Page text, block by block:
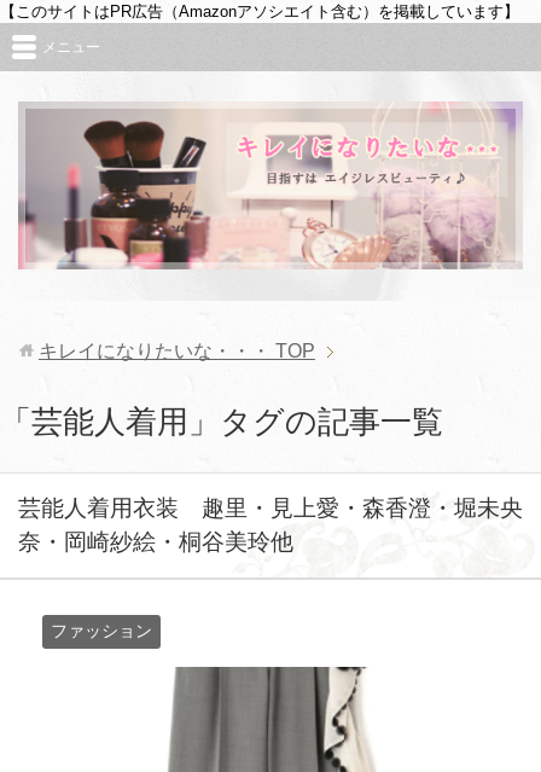
【このサイトはPR広告（Amazonアソシエイト含む）を掲載しています】
メニュー
キレイになりたいな・・・ TOP
「芸能人着用」タグの記事一覧
芸能人着用衣装 趣里・見上愛・森香澄・堀未央
奈・岡崎紗絵・桐谷美玲他
ファッション